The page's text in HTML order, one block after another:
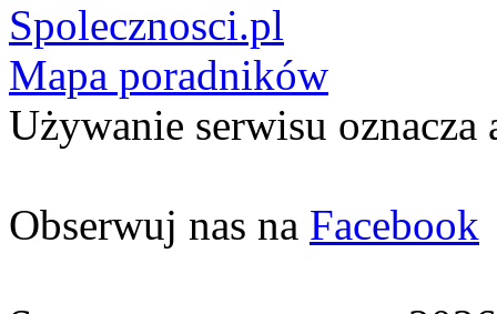
Spolecznosci.pl
Mapa poradników
Używanie serwisu oznacza
Obserwuj nas na Facebook